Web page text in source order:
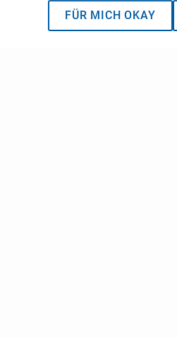
© 2026 WAFA Bauträgergesellschaft
FÜR MICH OKAY